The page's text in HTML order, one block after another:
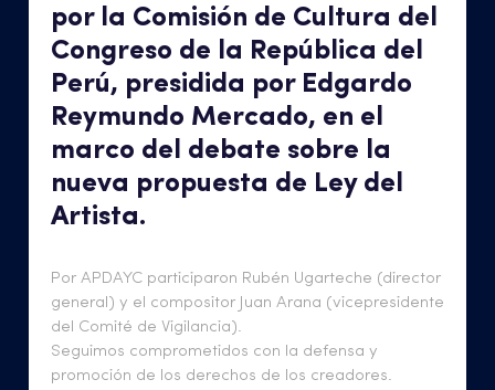
por la Comisión de Cultura del
Congreso de la República del
Perú, presidida por Edgardo
Reymundo Mercado, en el
marco del debate sobre la
nueva propuesta de Ley del
Artista.
Por APDAYC participaron Rubén Ugarteche (director
general) y el compositor Juan Arana (vicepresidente
del Comité de Vigilancia).
Seguimos comprometidos con la defensa y
promoción de los derechos de los creadores.